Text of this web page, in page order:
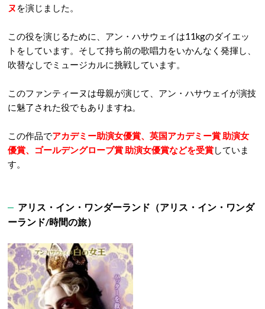
ヌ を演じました。
この役を演じるために、アン・ハサウェイは11kgのダイエッ
トをしています。そして持ち前の歌唱力をいかんなく発揮し、
吹替なしでミュージカルに挑戦しています。
このファンティーヌは母親が演じて、アン・ハサウェイが演技
に魅了された役でもありますね。
この作品でアカデミー助演女優賞、英国アカデミー賞 助演女
優賞、ゴールデングローブ賞 助演女優賞などを受賞していま
す。
アリス・イン・ワンダーランド（アリス・イン・ワンダ
ーランド/時間の旅）